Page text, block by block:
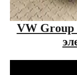
VW Group